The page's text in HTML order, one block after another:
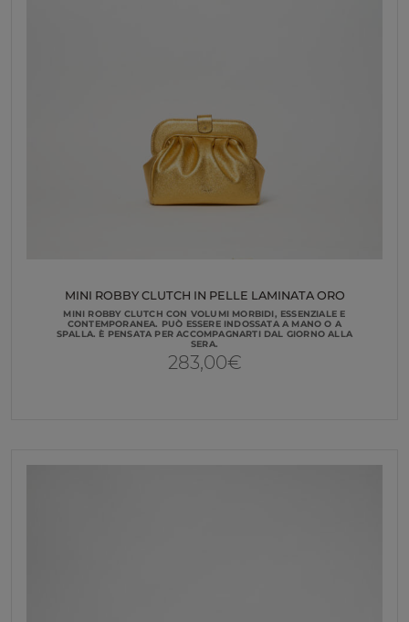
MINI ROBBY CLUTCH IN PELLE LAMINATA ORO
MINI ROBBY CLUTCH CON VOLUMI MORBIDI, ESSENZIALE E
CONTEMPORANEA. PUÒ ESSERE INDOSSATA A MANO O A
SPALLA. È PENSATA PER ACCOMPAGNARTI DAL GIORNO ALLA
SERA.
283,00€